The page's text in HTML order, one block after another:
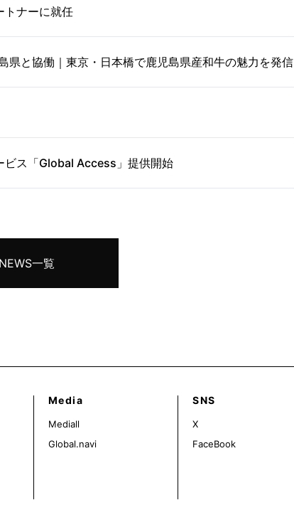
トナーに就任
県と協働｜東京・日本橋で鹿児島県産和牛の魅力を発信
ビス「Global Access」提供開始
NEWS一覧
Media
Mediall
Global.navi
SNS
X
FaceBook